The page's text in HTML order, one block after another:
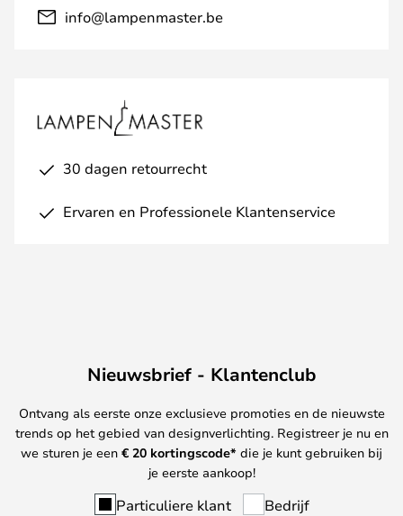
info@lampenmaster.be
30 dagen retourrecht
Ervaren en Professionele Klantenservice
Nieuwsbrief - Klantenclub
Ontvang als eerste onze exclusieve promoties en de nieuwste
trends op het gebied van designverlichting. Registreer je nu en
we sturen je een € 20 kortingscode* die je kunt gebruiken bij
je eerste aankoop!
Particuliere klant Bedrijf